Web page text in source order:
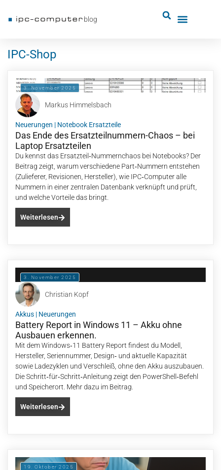
blog
IPC-Shop
3. November 2025
Markus Himmelsbach
Neuerungen | Notebook Ersatzteile
Das Ende des Ersatzteilnummern-Chaos – bei
Laptop Ersatzteilen
Du kennst das Ersatzteil‑Nummernchaos bei Notebooks? Der
Beitrag zeigt, warum verschiedene Part‑Nummern entstehen
(Zulieferer, Revisionen, Hersteller), wie IPC‑Computer alle
Nummern in einer zentralen Datenbank verknüpft und prüft,
und welche Vorteile das bringt.
Weiterlesen
3. November 2025
Christian Kopf
Akkus | Neuerungen
Battery Report in Windows 11 – Akku ohne
Ausbauen erkennen.
Mit dem Windows‑11 Battery Report findest du Modell,
Hersteller, Seriennummer, Design‑ und aktuelle Kapazität
sowie Ladezyklen und Verschleiß, ohne den Akku auszubauen.
Die Schritt‑für‑Schritt‑Anleitung zeigt den PowerShell‑Befehl
und Speicherort. Mehr dazu im Beitrag.
Weiterlesen
19. Oktober 2025